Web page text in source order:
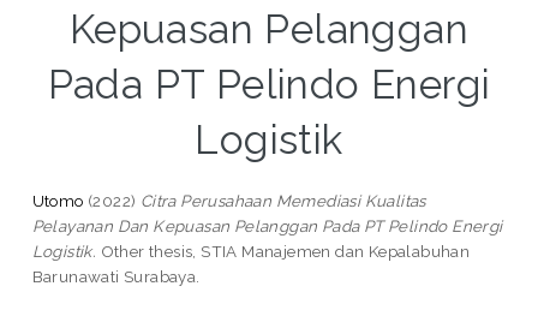
Kepuasan Pelanggan
Pada PT Pelindo Energi
Logistik
Utomo (2022) Citra Perusahaan Memediasi Kualitas
Pelayanan Dan Kepuasan Pelanggan Pada PT Pelindo Energi
Logistik. Other thesis, STIA Manajemen dan Kepalabuhan
Barunawati Surabaya.